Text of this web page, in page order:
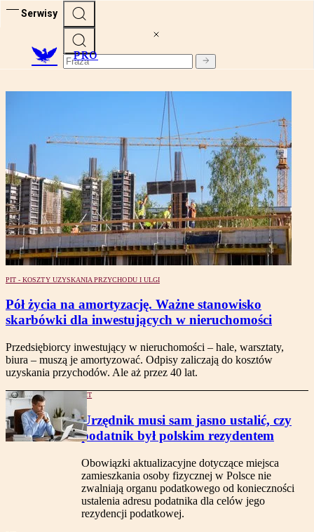
Serwisy
PRO
PIT - KOSZTY UZYSKANIA PRZYCHODU I ULGI
Pół życia na amortyzację. Ważne stanowisko
skarbówki dla inwestujących w nieruchomości
Przedsiębiorcy inwestujący w nieruchomości – hale, warsztaty,
biura – muszą je amortyzować. Odpisy zaliczają do kosztów
uzyskania przychodów. Ale aż przez 40 lat.
PIT
Urzędnik musi sam jasno ustalić, czy
podatnik był polskim rezydentem
Obowiązki aktualizacyjne dotyczące miejsca
zamieszkania osoby fizycznej w Polsce nie
zwalniają organu podatkowego od konieczności
ustalenia adresu podatnika dla celów jego
rezydencji podatkowej.